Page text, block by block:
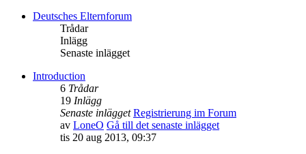
Deutsches Elternforum
Trådar
Inlägg
Senaste inlägget
Introduction
6 Trådar
19 Inlägg
Senaste inlägget Registrierung im Forum
av LoneO Gå till det senaste inlägget
tis 20 aug 2013, 09:37